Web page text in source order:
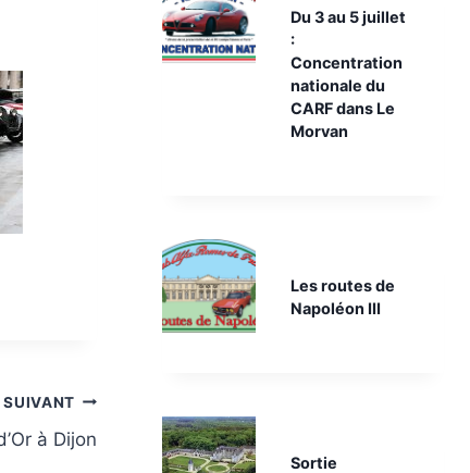
SUIVANT
à Dijon
Du 3 au 5 juillet
:
Concentration
nationale du
CARF dans Le
Morvan
Les routes de
Napoléon III
Sortie